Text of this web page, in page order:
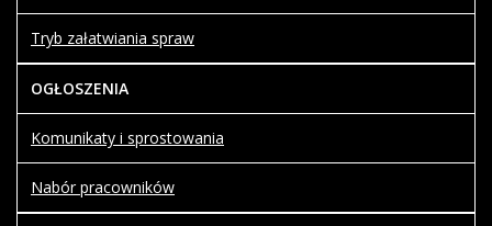
Tryb załatwiania spraw
OGŁOSZENIA
Komunikaty i sprostowania
Nabór pracowników